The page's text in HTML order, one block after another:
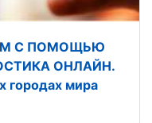
С ПОМОЩЬЮ
ОНЛАЙН.
городах мира